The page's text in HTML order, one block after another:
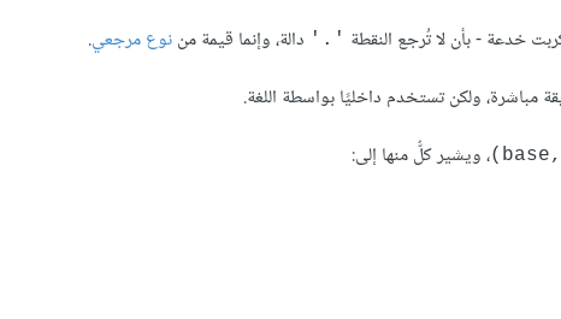
خدعة - بأن لا تُرجع النقطة '.' دالة، وإنما قيمة مننوع مرجعي.
مباشرة، ولكن تستخدم داخليًا بواسطة اللغة.
، ويشير كلُّ منها إلى: